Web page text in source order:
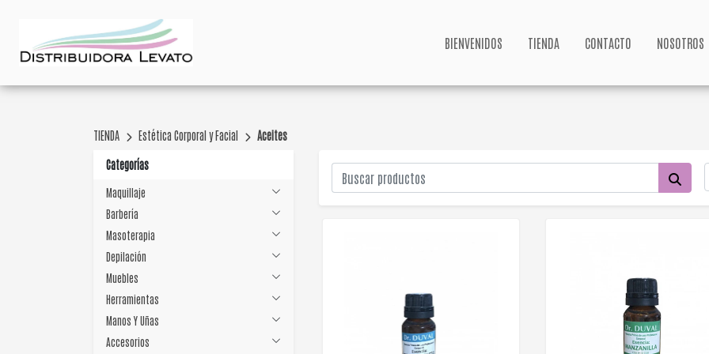
BIENVENIDOS TIENDA CONTACTO NOSOTROS
TIENDA Estética Corporal y Facial Aceites
Categorías
Maquillaje
Barbería
Masoterapia
Depilación
Muebles
Herramientas
Manos Y Uñas
Accesorios